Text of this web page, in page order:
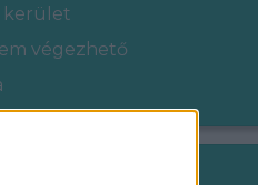
kerület
végezhető